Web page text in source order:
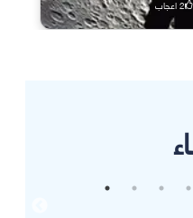
2اعجاب